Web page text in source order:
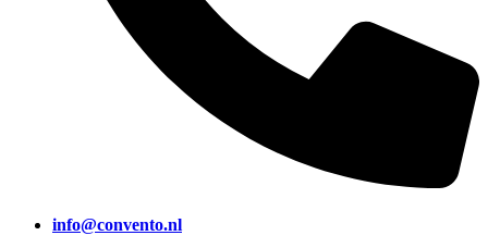
info@convento.nl